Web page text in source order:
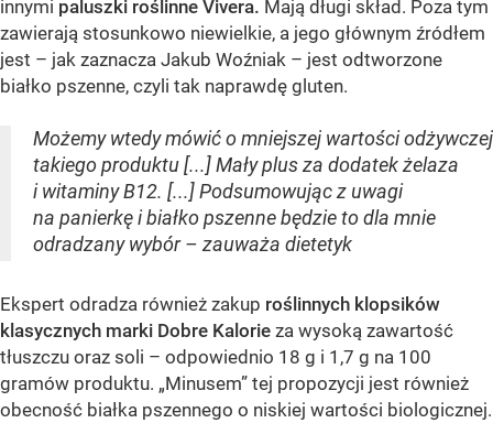
innymi paluszki roślinne Vivera. Mają długi skład. Poza tym
zawierają stosunkowo niewielkie, a jego głównym źródłem
jest – jak zaznacza Jakub Woźniak – jest odtworzone
białko pszenne, czyli tak naprawdę gluten.
Możemy wtedy mówić o mniejszej wartości odżywczej
takiego produktu [...] Mały plus za dodatek żelaza
i witaminy B12. [...] Podsumowując z uwagi
na panierkę i białko pszenne będzie to dla mnie
odradzany wybór – zauważa dietetyk
Ekspert odradza również zakup roślinnych klopsików
klasycznych marki Dobre Kalorie za wysoką zawartość
tłuszczu oraz soli – odpowiednio 18 g i 1,7 g na 100
gramów produktu. „Minusem” tej propozycji jest również
obecność białka pszennego o niskiej wartości biologicznej.